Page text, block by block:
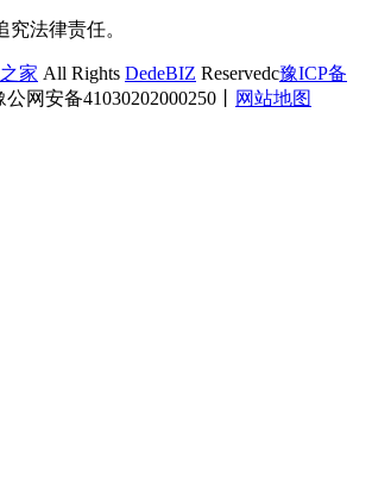
究法律责任。
家 All Rights DedeBIZ Reservedc豫ICP备
公网安备41030202000250 网站地图